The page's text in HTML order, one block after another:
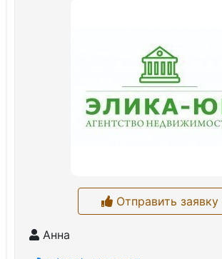
Отправить заявку
Анна